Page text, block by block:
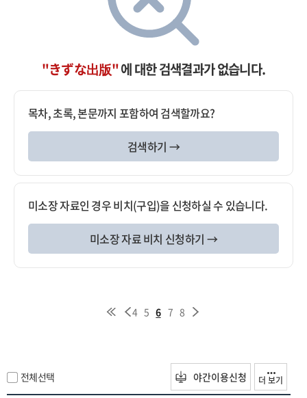
"きずな出版"에 대한 검색결과가 없습니다.
목차, 초록, 본문까지 포함하여 검색할까요?
검색하기 →
미소장 자료인 경우 비치(구입)을 신청하실 수 있습니다.
미소장 자료 비치 신청하기 →
4 5 6 7 8
전체선택 야간이용신청 더 보기